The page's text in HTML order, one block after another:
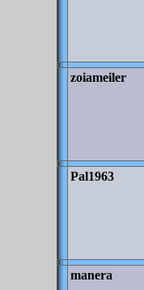
zoiameiler
Pal1963
manera